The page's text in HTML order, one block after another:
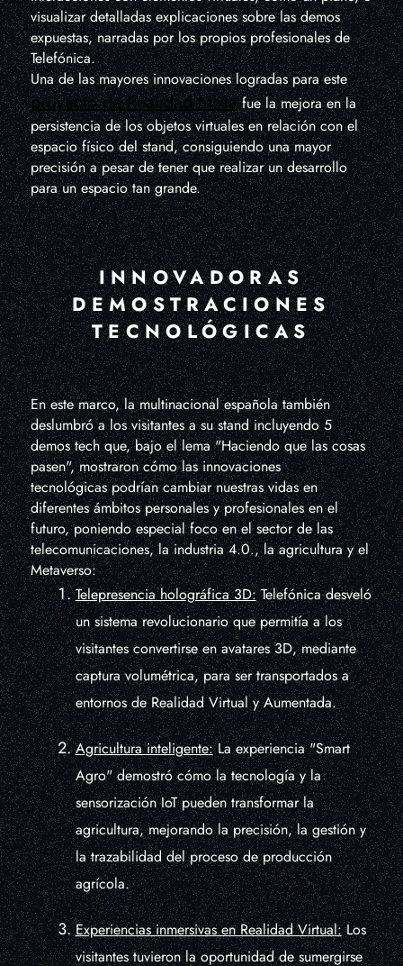
visualizar detalladas explicaciones sobre las demos
expuestas, narradas por los propios profesionales de
Telefónica.
Una de las mayores innovaciones logradas para este
proyecto de Realidad Mixtafue la mejora en la
persistencia de los objetos virtuales en relación con el
espacio físico del stand, consiguiendo una mayor
precisión a pesar de tener que realizar un desarrollo
para un espacio tan grande.
INNOVADORAS
DEMOSTRACIONES
TECNOLÓGICAS
En este marco, la multinacional española también
deslumbró a los visitantes a su stand incluyendo 5
demos tech que, bajo el lema "Haciendo que las cosas
pasen", mostraron cómo las innovaciones
tecnológicas podrían cambiar nuestras vidas en
diferentes ámbitos personales y profesionales en el
futuro, poniendo especial foco en el sector de las
telecomunicaciones, la industria 4.0., la agricultura y el
Metaverso:
Telepresencia holográfica 3D:Telefónica desveló
un sistema revolucionario que permitía a los
visitantes convertirse en avatares 3D, mediante
captura volumétrica, para ser transportados a
entornos de Realidad Virtual y Aumentada.
Agricultura inteligente:La experiencia "Smart
Agro" demostró cómo la tecnología y la
sensorización IoT pueden transformar la
agricultura, mejorando la precisión, la gestión y
la trazabilidad del proceso de producción
agrícola.
Experiencias inmersivas en Realidad Virtual:Los
visitantes tuvieron la oportunidad de sumergirse